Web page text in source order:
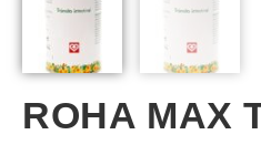
ROHA MAX